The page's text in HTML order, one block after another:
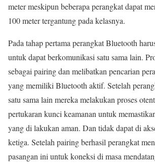
meter meskipun beberapa perangkat dapat
100 meter tergantung pada kelasnya.
Pada tahap pertama perangkat Bluetooth
untuk dapat berkomunikasi satu sama lain.
sebagai pairing dan melibatkan pencarian
yang memiliki Bluetooth aktif. Setelah
satu sama lain mereka melakukan proses
pertukaran kunci keamanan untuk
yang di lakukan aman. Dan tidak dapat di
ketiga. Setelah pairing berhasil perangkat
pasangan ini untuk koneksi di masa